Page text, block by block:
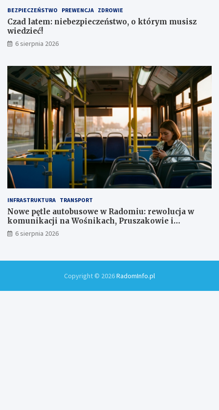
a
,
1
m
l
ł
BEZPIECZEŃSTWO PREWENCJA ZDROWIE
Czad latem: niebezpieczeństwo, o którym musisz
wiedzieć!
6 sierpnia 2026
INFRASTRUKTURA TRANSPORT
Nowe pętle autobusowe w Radomiu: rewolucja w
komunikacji na Wośnikach, Pruszakowie i
Zamłyniu
6 sierpnia 2026
Copyright © 2026RadomInfo.pl